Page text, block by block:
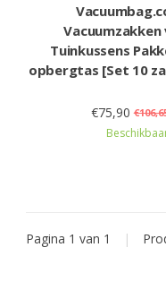
Tuinkussens
opbergtas [Set 10
€75,90
Pagina 1 van 1 |